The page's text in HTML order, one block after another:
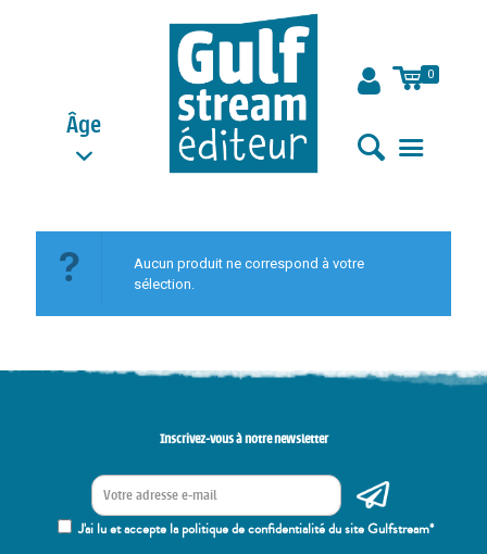
Âge
0
Aucun produit ne correspond à votre
sélection.
Inscrivez-vous à notre newsletter
J'ai lu et accepte la politique de confidentialité du site Gulfstream*